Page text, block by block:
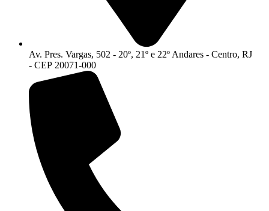
Av. Pres. Vargas, 502 - 20º, 21º e 22º Andares - Centro, RJ
- CEP 20071-000